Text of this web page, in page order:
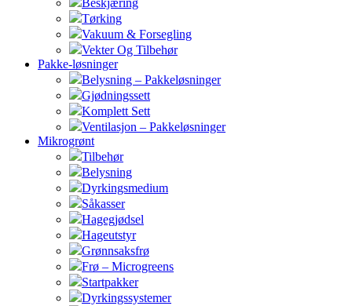
Beskjæring
Tørking
Vakuum & Forsegling
Vekter Og Tilbehør
Pakke-løsninger
Belysning – Pakkeløsninger
Gjødningssett
Komplett Sett
Ventilasjon – Pakkeløsninger
Mikrogrønt
Tilbehør
Belysning
Dyrkingsmedium
Såkasser
Hagegjødsel
Hageutstyr
Grønnsaksfrø
Frø – Microgreens
Startpakker
Dyrkingssystemer